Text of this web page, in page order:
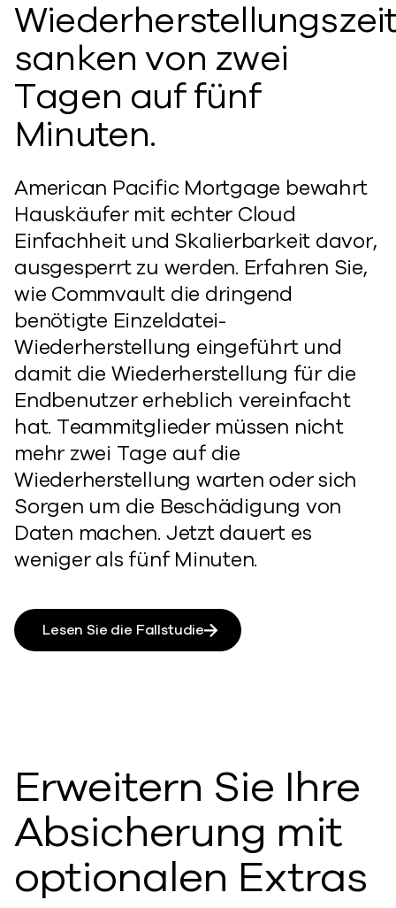
sanken von zwei
Tagen auf fünf
Minuten.
American Pacific Mortgage bewahrt
Hauskäufer mit echter Cloud
Einfachheit und Skalierbarkeit davor,
ausgesperrt zu werden. Erfahren Sie,
wie Commvault die dringend
benötigte Einzeldatei-
Wiederherstellung eingeführt und
damit die Wiederherstellung für die
Endbenutzer erheblich vereinfacht
hat. Teammitglieder müssen nicht
mehr zwei Tage auf die
Wiederherstellung warten oder sich
Sorgen um die Beschädigung von
Daten machen. Jetzt dauert es
weniger als fünf Minuten.
Lesen Sie die Fallstudie
Erweitern Sie Ihre
Absicherung mit
optionalen Extras